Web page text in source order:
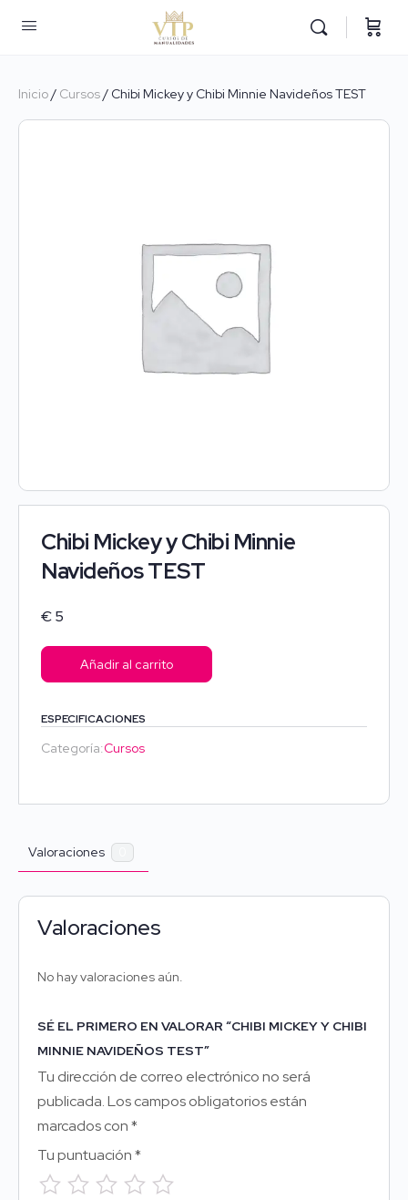
Inicio/ Cursos/ Chibi Mickey y Chibi Minnie Navideños TEST
Chibi Mickey y Chibi Minnie
Navideños TEST
€5
Añadir al carrito
ESPECIFICACIONES
Categoría:Cursos
Valoraciones
Valoraciones
No hay valoraciones aún.
SÉ EL PRIMERO EN VALORAR “CHIBI MICKEY Y CHIBI
MINNIE NAVIDEÑOS TEST”
Tu dirección de correo electrónico no será
publicada.Los campos obligatorios están
marcados con*
Tu puntuación*